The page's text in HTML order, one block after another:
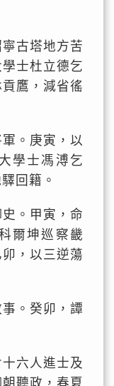
古塔地方苦
士杜立德乞
鷹，減省徭
。庚寅，以
學士馮溥乞
回籍。
。甲寅，命
爾坤巡察畿
，以三逆蕩
。癸卯，譚
六人進士及
聽政，春夏